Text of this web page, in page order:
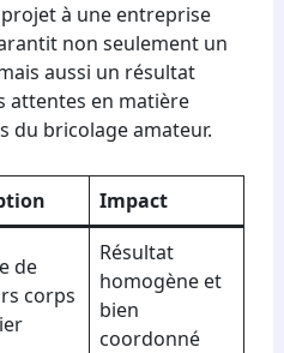
à une entreprise
non seulement un
aussi un résultat
attentes en matière
du bricolage amateur.
Impact
de
corps
Résultat
homogène et
bien
coordonné